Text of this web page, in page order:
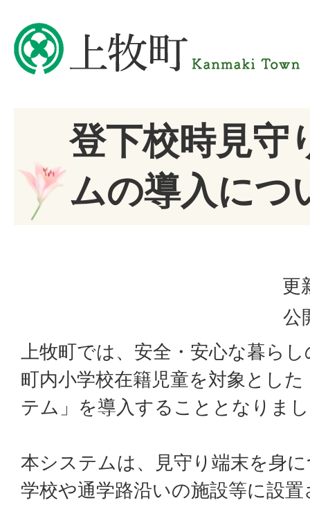
登下校時見守
ムの導入につ
更
公
上牧町では、安全・安心な暮ら
町内小学校在籍児童を対象とし
テム」を導入することとなりま
本システムは、見守り端末を身
学校や通学路沿いの施設等に設